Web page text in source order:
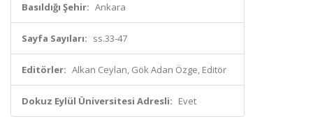
Basıldığı Şehir: Ankara
Sayfa Sayıları: ss.33-47
Editörler: Alkan Ceylan, Gök Adan Özge, Editör
Dokuz Eylül Üniversitesi Adresli: Evet